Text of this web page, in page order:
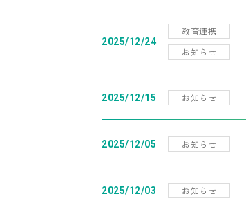
2025/12/24
教育連携
お知らせ
2025/12/15 お知らせ
2025/12/05 お知らせ
2025/12/03 お知らせ